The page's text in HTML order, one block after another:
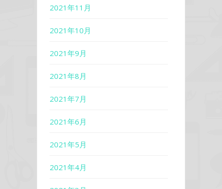
2021年11月
2021年10月
2021年9月
2021年8月
2021年7月
2021年6月
2021年5月
2021年4月